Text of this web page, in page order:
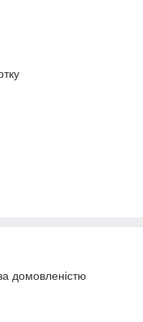
домовленістю